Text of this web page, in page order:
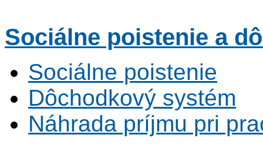
Sociálne poistenie a
Sociálne poistenie
Dôchodkový systém
Náhrada príjmu pri